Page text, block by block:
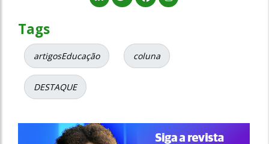
Tags
artigosEducação coluna
DESTAQUE